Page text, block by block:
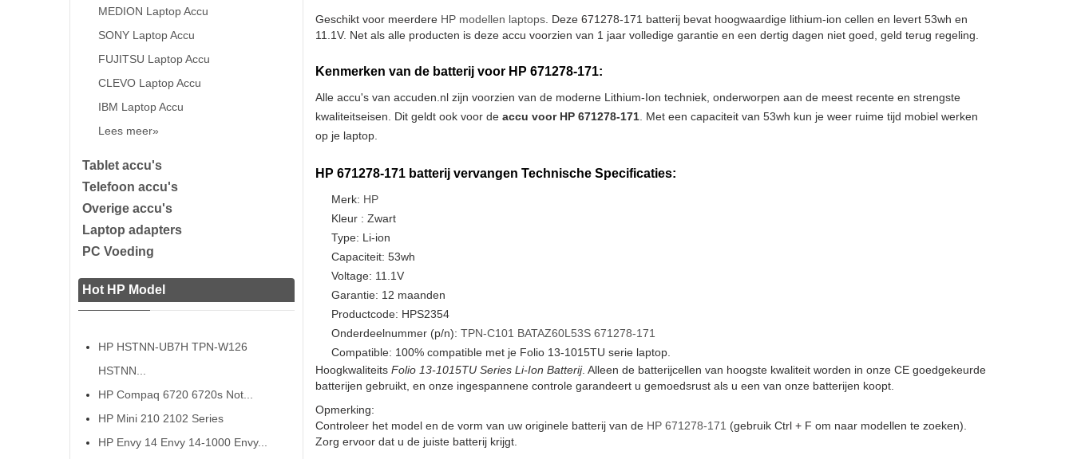
MEDION Laptop Accu
SONY Laptop Accu
FUJITSU Laptop Accu
CLEVO Laptop Accu
IBM Laptop Accu
Lees meer»
Tablet accu's
Telefoon accu's
Overige accu's
Laptop adapters
PC Voeding
Hot HP Model
HP HSTNN-UB7H TPN-W126
HSTNN...
HP Compaq 6720 6720s Not...
HP Mini 210 2102 Series
HP Envy 14 Envy 14-1000 Envy...
Geschikt voor meerdere HP modellen laptops. Deze 671278-171 batterij bevat hoogwaardige lithium-ion cellen en levert 53wh en
11.1V. Net als alle producten is deze accu voorzien van 1 jaar volledige garantie en een dertig dagen niet goed, geld terug regeling.
Kenmerken van de batterij voor HP 671278-171:
Alle accu's van accuden.nl zijn voorzien van de moderne Lithium-Ion techniek, onderworpen aan de meest recente en strengste
kwaliteitseisen. Dit geldt ook voor de accu voor HP 671278-171. Met een capaciteit van 53wh kun je weer ruime tijd mobiel werken
op je laptop.
HP 671278-171 batterij vervangen Technische Specificaties:
Merk: HP
Kleur : Zwart
Type: Li-ion
Capaciteit: 53wh
Voltage: 11.1V
Garantie: 12 maanden
Productcode: HPS2354
Onderdeelnummer (p/n): TPN-C101 BATAZ60L53S 671278-171
Compatible: 100% compatible met je Folio 13-1015TU serie laptop.
Hoogkwaliteits Folio 13-1015TU Series Li-Ion Batterij. Alleen de batterijcellen van hoogste kwaliteit worden in onze CE goedgekeurde
batterijen gebruikt, en onze ingespannene controle garandeert u gemoedsrust als u een van onze batterijen koopt.
Opmerking:
Controleer het model en de vorm van uw originele batterij van de HP 671278-171 (gebruik Ctrl + F om naar modellen te zoeken).
Zorg ervoor dat u de juiste batterij krijgt.